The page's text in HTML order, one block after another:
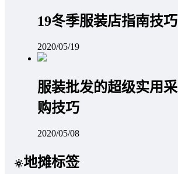
19冬季服装店指南技巧
2020/05/19
服装批发的超级实用采
购技巧
2020/05/08
地摊标签